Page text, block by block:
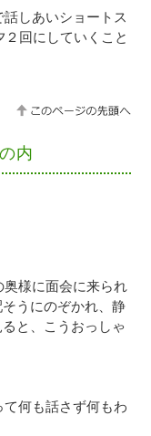
しあいショートス
回にしていくこと
内
様に面会に来られ
うにのぞかれ、静
と、こうおっしゃ
何も話さず何もわ